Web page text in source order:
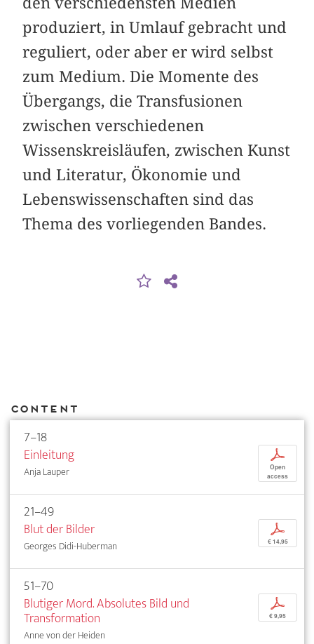
produziert, in Umlauf gebracht und
reguliert, oder aber er wird selbst
zum Medium. Die Momente des
Übergangs, die Transfusionen
zwischen verschiedenen
Wissenskreisläufen, zwischen Kunst
und Literatur, Ökonomie und
Lebenswissenschaften sind das
Thema des vorliegenden Bandes.
Content
7–18
Einleitung
Anja Lauper
p
Open
access
21–49
Blut der Bilder
Georges Didi-Huberman
p
€ 14,95
51–70
Blutiger Mord. Absolutes Bild und
Transformation
Anne von der Heiden
p
€ 9,95